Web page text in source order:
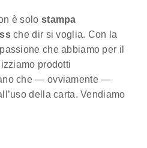
è solo stampa
che dir si voglia. Con la
che abbiamo per il
prodotti
che — ovviamente —
della carta. Vendiamo